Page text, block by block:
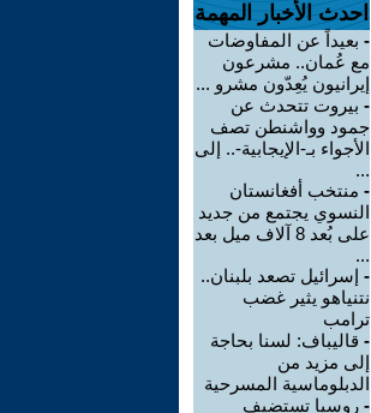
احدث الأخبار المهمة
- بعيداً عن المفاوضات
مع عُمان.. مشرعون
إيرانيون يُعِدّون مشرو ...
- بيروت تتحدث عن
جمود وواشنطن تصف
الأجواء بـ-الإيجابية-.. إلى
...
- منتخب أفغانستان
النسوي يجتمع من جديد
على بُعد 8 آلاف ميل بعد
...
- إسرائيل تصعد بلبنان..
نتنياهو يثير غضب
ترامب
- قاليباف: لسنا بحاجة
إلى مزيد من
الدبلوماسية المسرحية
- روسيا تستضيف